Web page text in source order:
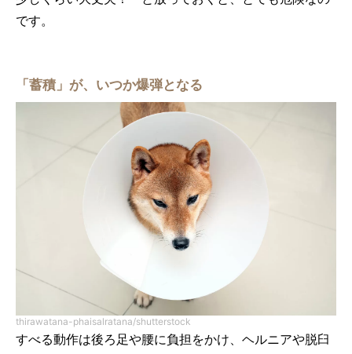
です。
「蓄積」が、いつか爆弾となる
thirawatana-phaisalratana/shutterstock
すべる動作は後ろ足や腰に負担をかけ、ヘルニアや脱臼